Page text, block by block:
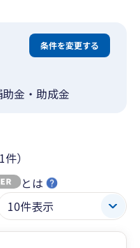
条件を変更する
金・助成金
）
とは